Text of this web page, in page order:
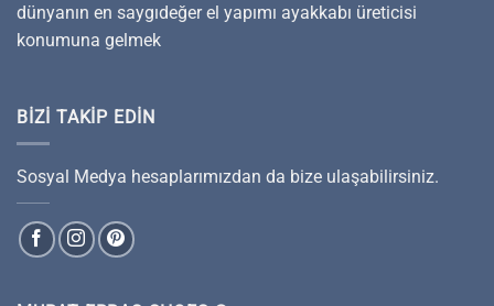
dünyanın en saygıdeğer el yapımı ayakkabı üreticisi
konumuna gelmek
BIZI TAKIP EDIN
Sosyal Medya hesaplarımızdan da bize ulaşabilirsiniz.